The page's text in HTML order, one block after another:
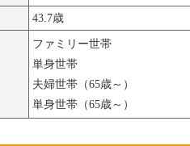
43.7歳
ファミリー世帯
単身世帯
夫婦世帯（65歳～）
単身世帯（65歳～）